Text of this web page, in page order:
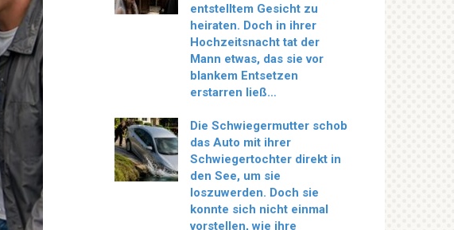
entstelltem Gesicht zu
heiraten. Doch in ihrer
Hochzeitsnacht tat der
Mann etwas, das sie vor
blankem Entsetzen
erstarren ließ…
Die Schwiegermutter schob
das Auto mit ihrer
Schwiegertochter direkt in
den See, um sie
loszuwerden. Doch sie
konnte sich nicht einmal
vorstellen, wie ihre